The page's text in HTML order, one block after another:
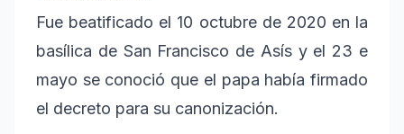
Fue beatificado el 10 octubre de 2020 en la
basílica de San Francisco de Asís y el 23 e
mayo se conoció que el papa había firmado
el decreto para su canonización.